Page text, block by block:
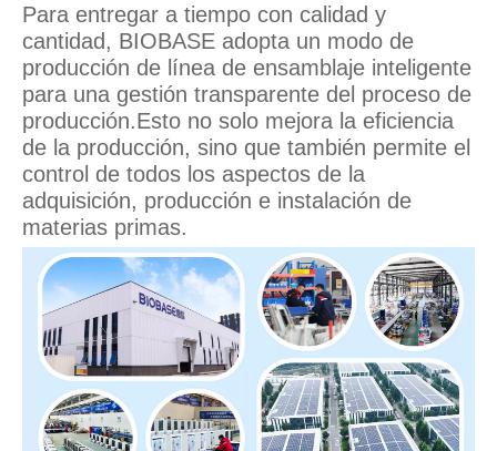
Para entregar a tiempo con calidad y
cantidad, BIOBASE adopta un modo de
producción de línea de ensamblaje inteligente
para una gestión transparente del proceso de
producción.Esto no solo mejora la eficiencia
de la producción, sino que también permite el
control de todos los aspectos de la
adquisición, producción e instalación de
materias primas.